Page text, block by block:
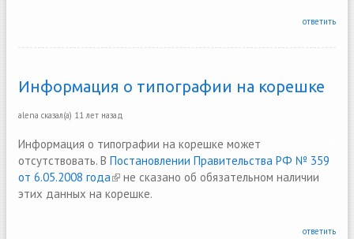
ответить
Информация о типографии на корешке
alena сказал(а) 11 лет назад
Информация о типографии на корешке может
отсутствовать. В Постановлении Правительства РФ № 359
от 6.05.2008 года(link is external)
не сказано об обязательном наличии
этих данных на корешке.
ответить